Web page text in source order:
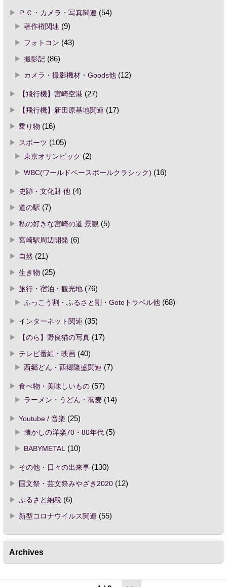
ＰＣ・カメラ・写真関連 (54)
著作権関連 (9)
フォトコン (43)
撮影記(86)
カメラ・撮影機材・Goods他(12)
【飛行機】宮崎空港(27)
【飛行機】新田原基地関連 (17)
乗り物 (16)
スポーツ (105)
東京オリンピック (2)
WBC(ワールドベースボールクラシック) (16)
史跡・文化財 他(4)
道の駅 (7)
私の好きな宮崎の道 景観 (5)
宮崎駅周辺開発(6)
自然 (21)
生き物 (25)
旅行・宿泊・観光地(76)
ふっこう割・ふるさと割・Gotoトラベル他(68)
インターネット関連 (35)
【のら】野良猫の写真(17)
テレビ番組・映画(40)
西郷どん・西郷隆盛関連 (7)
食べ物・美味しいもの(57)
ラーメン・うどん・蕎麦(14)
Youtube / 音楽 (25)
懐かしの洋楽70・80年代(5)
BABYMETAL
(10)
その他・日々の出来事(130)
国文祭・芸文祭みやざき2020(12)
ふるさと納税(6)
新型コロナウイルス関連 (55)
Archives